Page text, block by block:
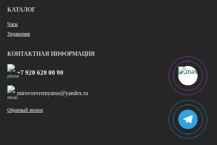
КАТАЛОГ
Часы
Украшения
КОНТАКТНАЯ ИНФОРМАЦИЯ
+7 920 620 00 90
mirovoevremyarus@yandex.ru
Обратный звонок